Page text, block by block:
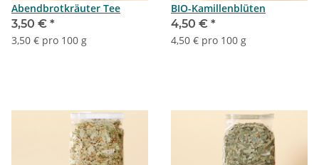
Abendbrotkräuter Tee
3,50 € *
3,50 € pro 100 g
BIO-Kamillenblüten
4,50 € *
4,50 € pro 100 g